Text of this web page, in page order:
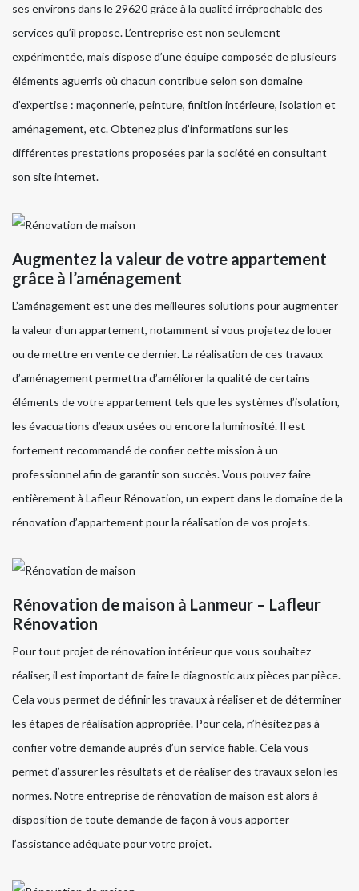
ses environs dans le 29620 grâce à la qualité irréprochable des
services qu’il propose. L’entreprise est non seulement
expérimentée, mais dispose d’une équipe composée de plusieurs
éléments aguerris où chacun contribue selon son domaine
d’expertise : maçonnerie, peinture, finition intérieure, isolation et
aménagement, etc. Obtenez plus d’informations sur les
différentes prestations proposées par la société en consultant
son site internet.
Augmentez la valeur de votre appartement
grâce à l’aménagement
L’aménagement est une des meilleures solutions pour augmenter
la valeur d’un appartement, notamment si vous projetez de louer
ou de mettre en vente ce dernier. La réalisation de ces travaux
d’aménagement permettra d’améliorer la qualité de certains
éléments de votre appartement tels que les systèmes d’isolation,
les évacuations d’eaux usées ou encore la luminosité. Il est
fortement recommandé de confier cette mission à un
professionnel afin de garantir son succès. Vous pouvez faire
entièrement à Lafleur Rénovation, un expert dans le domaine de la
rénovation d’appartement pour la réalisation de vos projets.
Rénovation de maison à Lanmeur – Lafleur
Rénovation
Pour tout projet de rénovation intérieur que vous souhaitez
réaliser, il est important de faire le diagnostic aux pièces par pièce.
Cela vous permet de définir les travaux à réaliser et de déterminer
les étapes de réalisation appropriée. Pour cela, n’hésitez pas à
confier votre demande auprès d’un service fiable. Cela vous
permet d’assurer les résultats et de réaliser des travaux selon les
normes. Notre entreprise de rénovation de maison est alors à
disposition de toute demande de façon à vous apporter
l’assistance adéquate pour votre projet.